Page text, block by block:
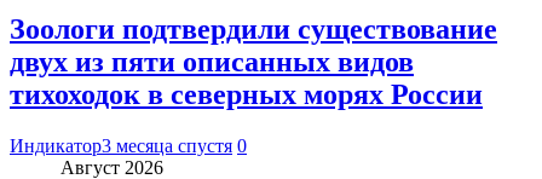
Зоологи подтвердили существование
двух из пяти описанных видов
тихоходок в северных морях России
Индикатор3 месяца спустя 0
Август 2026